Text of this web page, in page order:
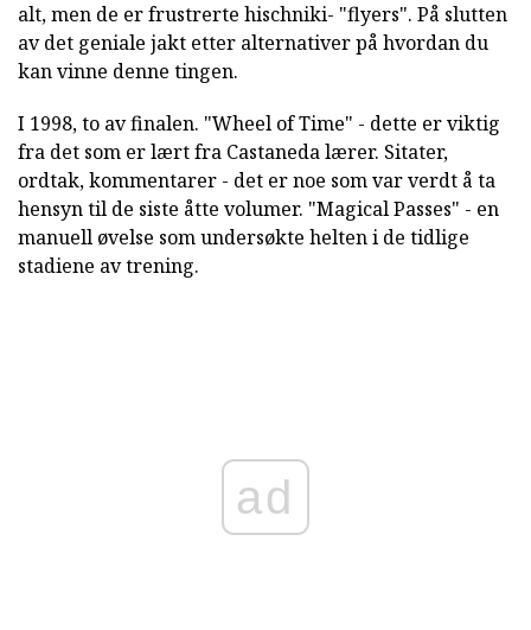
alt, men de er frustrerte hischniki- "flyers". På slutten
av det geniale jakt etter alternativer på hvordan du
kan vinne denne tingen.
I 1998, to av finalen. "Wheel of Time" - dette er viktig
fra det som er lært fra Castaneda lærer. Sitater,
ordtak, kommentarer - det er noe som var verdt å ta
hensyn til de siste åtte volumer. "Magical Passes" - en
manuell øvelse som undersøkte helten i de tidlige
stadiene av trening.
ad